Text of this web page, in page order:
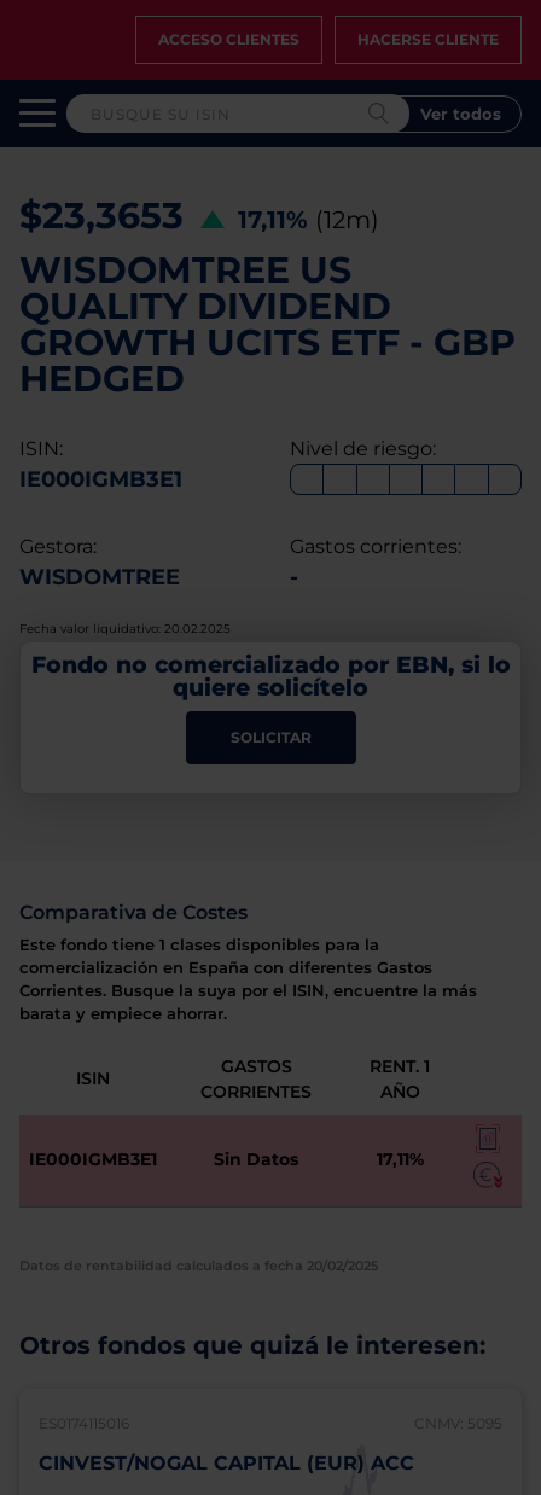
ACCESO CLIENTES HACERSE CLIENTE
Ver todos
$23,3653 17,11% (12m)
WISDOMTREE US
QUALITY DIVIDEND
GROWTH UCITS ETF - GBP
HEDGED
ISIN:
IE000IGMB3E1
Nivel de riesgo:
Gestora:
WISDOMTREE
Gastos corrientes:
-
Fecha valor liquidativo: 20.02.2025
Fondo no comercializado por EBN, si lo
quiere solicítelo
SOLICITAR
Comparativa de Costes
Este fondo tiene 1 clases disponibles para la
comercialización en España con diferentes Gastos
Corrientes. Busque la suya por el ISIN, encuentre la más
barata y empiece ahorrar.
ISIN
GASTOS
CORRIENTES
RENT. 1
AÑO
IE000IGMB3E1 Sin Datos 17,11%
Datos de rentabilidad calculados a fecha 20/02/2025
Otros fondos que quizá le interesen:
ES0174115016 CNMV: 5095
CINVEST/NOGAL CAPITAL (EUR) ACC